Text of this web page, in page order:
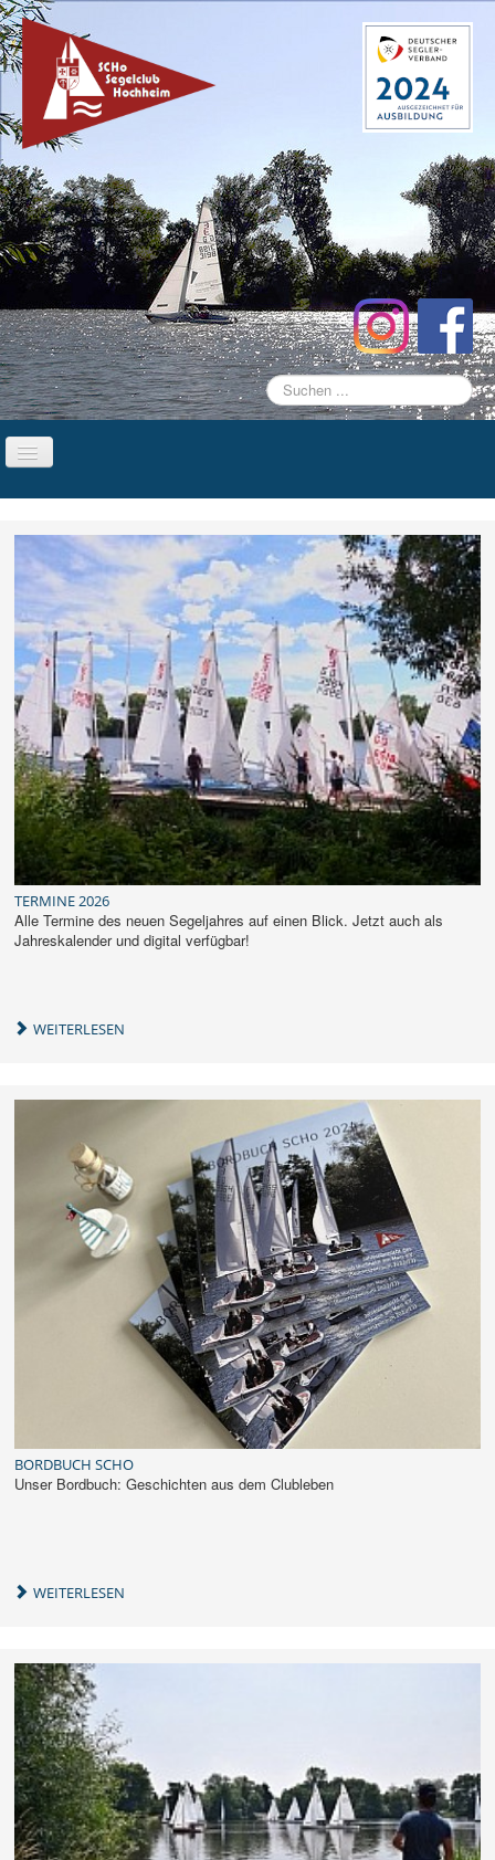
Suchen
...
DER SCHO
AUSBILDUNG
JUGEND
REGATTEN
RUND UMS SEGELN
MITGLIEDER
TERMINE 2026
Alle Termine des neuen Segeljahres auf einen Blick. Jetzt auch als
Jahreskalender und digital verfügbar!
WEITERLESEN
BORDBUCH SCHO
Unser Bordbuch: Geschichten aus dem Clubleben
WEITERLESEN